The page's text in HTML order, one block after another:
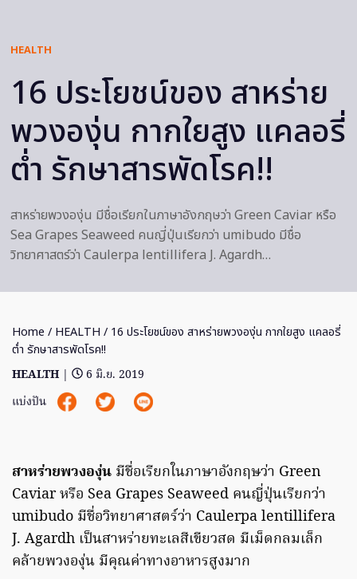
HEALTH
16 ประโยชน์ของ สาหร่าย
พวงองุ่น กากใยสูง แคลอรี่
ต่ำ รักษาสารพัดโรค!!
สาหร่ายพวงองุ่น มีชื่อเรียกในภาษาอังกฤษว่า Green Caviar หรือ
Sea Grapes Seaweed คนญี่ปุ่นเรียกว่า umibudo มีชื่อ
วิทยาศาสตร์ว่า Caulerpa lentillifera J. Agardh…
Home / HEALTH / 16 ประโยชน์ของ สาหร่ายพวงองุ่น กากใยสูง แคลอรี่
ต่ำ รักษาสารพัดโรค!!
HEALTH |
6 มิ.ย. 2019
แบ่งปัน
สาหร่ายพวงองุ่น มีชื่อเรียกในภาษาอังกฤษว่า Green
Caviar หรือ Sea Grapes Seaweed คนญี่ปุ่นเรียกว่า
umibudo มีชื่อวิทยาศาสตร์ว่า Caulerpa lentillifera
J. Agardh เป็นสาหร่ายทะเลสีเขียวสด มีเม็ดกลมเล็ก
คล้ายพวงองุ่น มีคุณค่าทางอาหารสูงมาก